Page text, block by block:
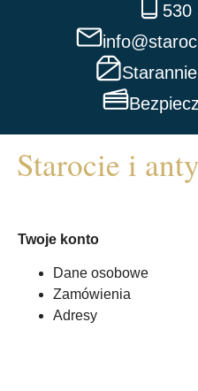
530
Twoje konto
Dane osobowe
Zamówienia
Adresy